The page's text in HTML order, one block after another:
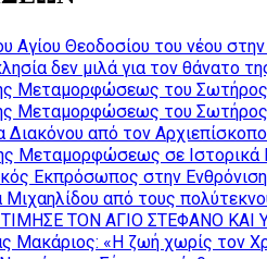
Αγίου Θεοδοσίου του νέου
δεν μιλά για τον θάνατο
Μεταμορφώσεως του Σωτήρος
Μεταμορφώσεως του
Διακόνου από τον
Μεταμορφώσεως σε Ιστορικά
Εκπρόσωπος στην
από τους
ΤΟΝ ΑΓΙΟ ΣΤΕΦΑΝΟ
Μακάριος: «Η ζωή χωρίς τον